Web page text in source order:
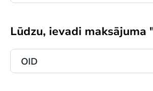
Lūdzu, ievadi maksājuma